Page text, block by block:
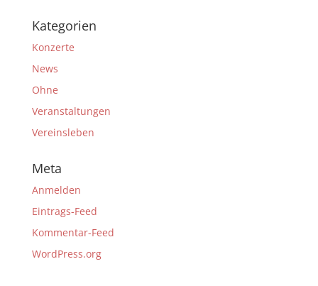
Kategorien
Konzerte
News
Ohne
Veranstaltungen
Vereinsleben
Meta
Anmelden
Eintrags-Feed
Kommentar-Feed
WordPress.org